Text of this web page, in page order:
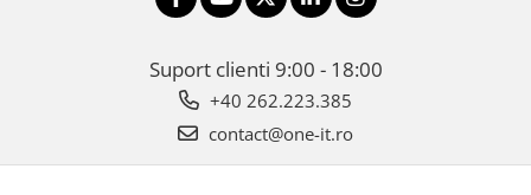
Suport clienti 9:00 - 18:00
+40 262.223.385
contact@one-it.ro